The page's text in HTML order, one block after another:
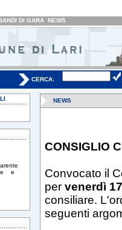
DI GARA NEWS
CERCA:
e
NEWS
CONSIGLIO
Convocato il
per venerdì
consiliare.
seguenti